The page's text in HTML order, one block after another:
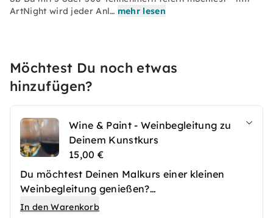
ArtNight wird jeder Anl… mehr lesen
Möchtest Du noch etwas
hinzufügen?
Wine & Paint - Weinbegleitung zu
Deinem Kunstkurs
15,00 €
Du möchtest Deinen Malkurs einer kleinen
Weinbegleitung genießen?
Mit dieser Option servieren wir Deiner Gruppe
In den Warenkorb